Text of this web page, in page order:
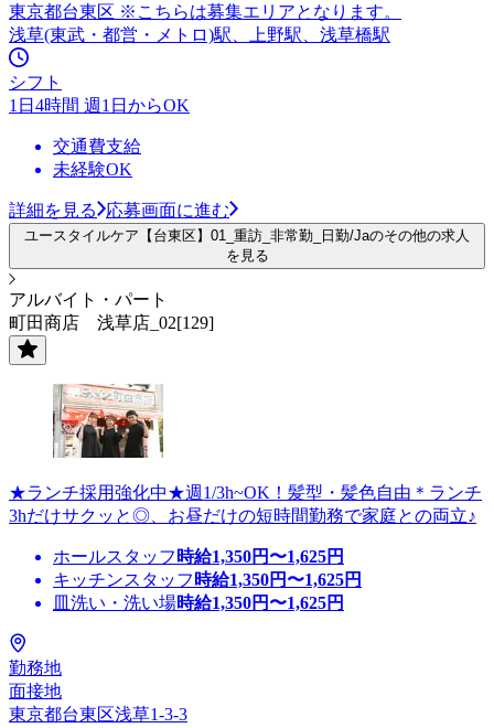
東京都台東区 ※こちらは募集エリアとなります。
浅草(東武・都営・メトロ)駅、上野駅、浅草橋駅
シフト
1日4時間 週1日からOK
交通費支給
未経験OK
詳細を見る 応募画面に進む
ユースタイルケア【台東区】01_重訪_非常勤_日勤/Jaのその他の求人
を見る
アルバイト・パート
町田商店 浅草店_02[129]
★ランチ採用強化中★週1/3h~OK！髪型・髪色自由＊ランチ
3hだけサクッと◎、お昼だけの短時間勤務で家庭との両立♪
ホールスタッフ 時給1,350円〜1,625円
キッチンスタッフ 時給1,350円〜1,625円
皿洗い・洗い場時給1,350円〜1,625円
勤務地
面接地
東京都台東区浅草1-3-3